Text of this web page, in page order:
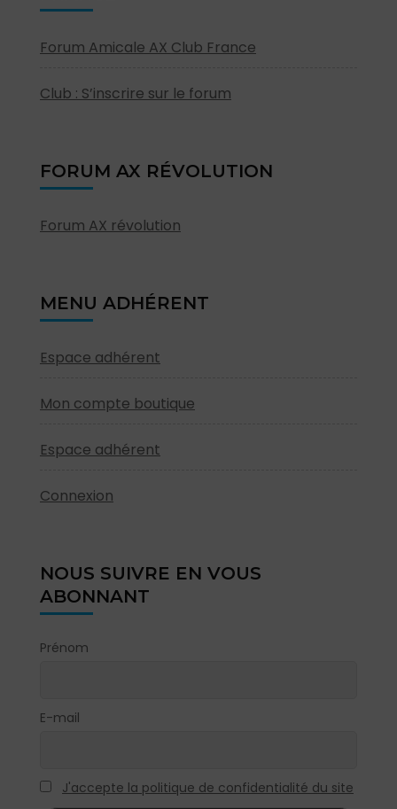
Forum Amicale AX Club France
Club : S’inscrire sur le forum
FORUM AX RÉVOLUTION
Forum AX révolution
MENU ADHÉRENT
Espace adhérent
Mon compte boutique
Espace adhérent
Connexion
NOUS SUIVRE EN VOUS
ABONNANT
Prénom
E-mail
J'accepte la politique de confidentialité du site